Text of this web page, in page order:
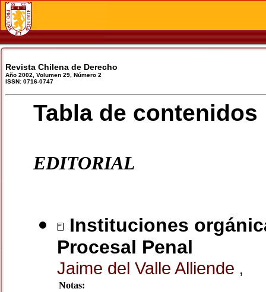
Revista Chilena de Derecho
Año 2002, Volumen 29, Número 2
ISSN: 0716-0747
Tabla de contenidos
EDITORIAL
Instituciones
Procesal Penal
Jaime del Valle Alliende ,
Notas: